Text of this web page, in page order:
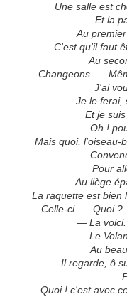
Une salle est
Et la
Au
C'est qu'il faut
Au
— Changeons. —
J'ai
Je le ferai,
Et je
— Oh !
Mais quoi, l'oiseau-
—
Pour
Au liège
La raquette est
Celle-ci. — Quoi ?
— La
Le
Au
Il regarde, ô
— Quoi ! c'est avec